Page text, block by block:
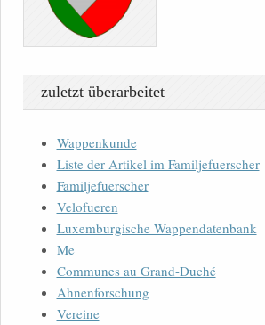
zuletzt überarbeitet
Wappenkunde
Liste der Artikel im Familjefuerscher
Familjefuerscher
Velofueren
Luxemburgische Wappendatenbank
Me
Communes au Grand-Duché
Ahnenforschung
Vereine